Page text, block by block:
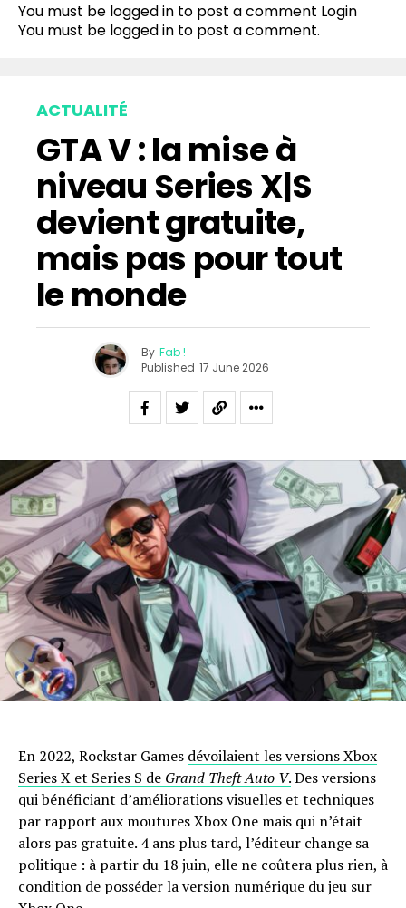
You must be logged in to post a comment Login
You must be logged in to post a comment.
ACTUALITÉ
GTA V : la mise à
niveau Series X|S
devient gratuite,
mais pas pour tout
le monde
By Fab !
Published 17 June 2026
En 2022, Rockstar Games dévoilaient les versions Xbox
Series X et Series S de Grand Theft Auto V.Des versions
qui bénéficiant d’améliorations visuelles et techniques
par rapport aux moutures Xbox One mais qui n’était
alors pas gratuite. 4 ans plus tard, l’éditeur change sa
politique : à partir du 18 juin, elle ne coûtera plus rien, à
condition de posséder la version numérique du jeu sur